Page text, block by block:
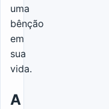
uma
bênção
em
sua
vida.
A